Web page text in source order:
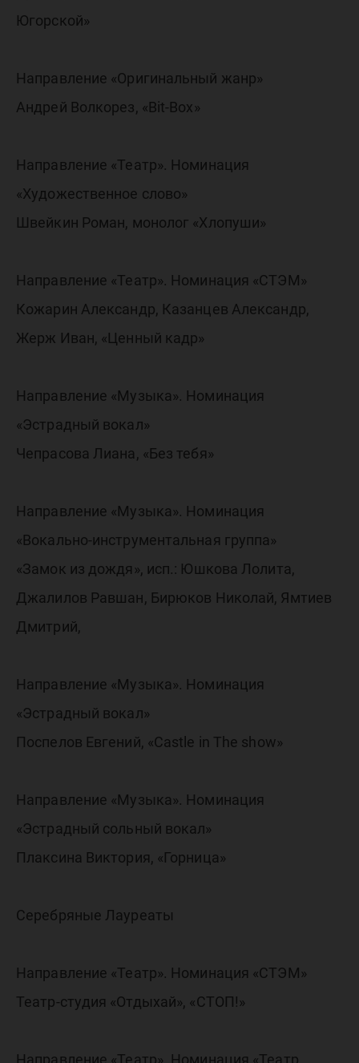
Югорской»
Направление «Оригинальный жанр»
Андрей Волкорез, «Bit-Box»
Направление «Театр». Номинация
«Художественное слово»
Швейкин Роман, монолог «Хлопуши»
Направление «Театр». Номинация «СТЭМ»
Кожарин Александр, Казанцев Александр,
Жерж Иван, «Ценный кадр»
Направление «Музыка». Номинация
«Эстрадный вокал»
Чепрасова Лиана, «Без тебя»
Направление «Музыка». Номинация
«Вокально-инструментальная группа»
«Замок из дождя», исп.: Юшкова Лолита,
Джалилов Равшан, Бирюков Николай, Ямтиев
Дмитрий,
Направление «Музыка». Номинация
«Эстрадный вокал»
Поспелов Евгений, «Castle in The show»
Направление «Музыка». Номинация
«Эстрадный сольный вокал»
Плаксина Виктория, «Горница»
Серебряные Лауреаты
Направление «Театр». Номинация «СТЭМ»
Театр-студия «Отдыхай», «СТОП!»
Направление «Театр». Номинация «Театр